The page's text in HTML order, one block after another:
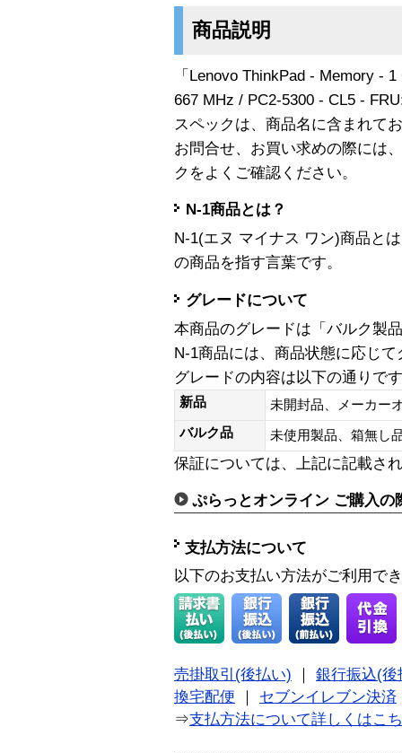
商品説明
「Lenovo ThinkPad - Memory -
667 MHz / PC2-5300 - CL5 -
スペックは、商品名に含まれて
お問合せ、お買い求めの際には
クをよくご確認ください。
N-1商品とは？
N-1(エヌ マイナス ワン)商品と
の商品を指す言葉です。
グレードについて
本商品のグレードは「バルク製
N-1商品には、商品状態に応じ
グレードの内容は以下の通りで
新品
未開封品、メーカー
バルク品
未使用製品、箱無
保証については、上記に記載さ
ぷらっとオンライン ご購入の
支払方法について
以下のお支払い方法がご利用で
売掛取引(後払い)
銀行振込(後
換宅配便
セブンイレブン決済
⇒支払方法について詳しくはこ